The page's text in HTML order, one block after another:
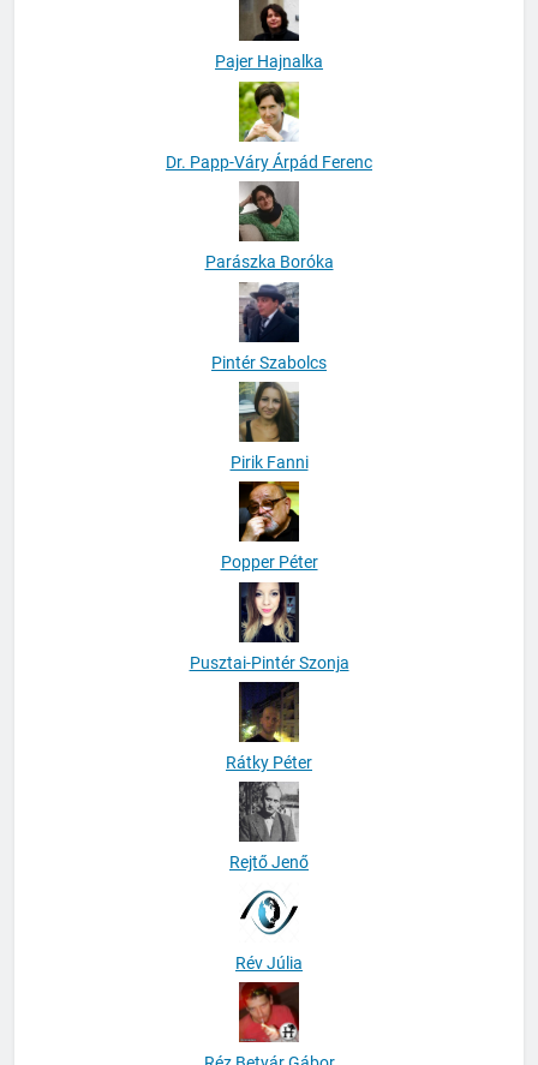
Pajer Hajnalka
Dr. Papp-Váry Árpád Ferenc
Parászka Boróka
Pintér Szabolcs
Pirik Fanni
Popper Péter
Pusztai-Pintér Szonja
Rátky Péter
Rejtő Jenő
Rév Júlia